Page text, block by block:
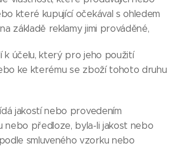
které kupující očekával s ohledem
základě reklamy jimi prováděné,
k účelu, který pro jeho použití
ke kterému se zboží tohoto druhu
jakostí nebo provedením
nebo předloze, byla-li jakost nebo
smluveného vzorku nebo